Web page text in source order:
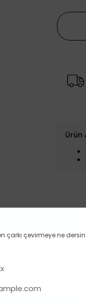
Ürün
çarkı çevirmeye ne